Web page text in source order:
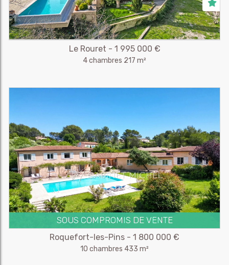
Le Rouret - 1 995 000 €
4 chambres 217 m²
SOUS COMPROMIS DE VENTE
Roquefort-les-Pins - 1 800 000 €
10 chambres 433 m²